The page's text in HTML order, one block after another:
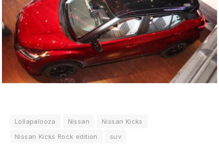
Lollapalooza Nissan
Nissan Kicks
Nissan Kicks Rock edition
suv